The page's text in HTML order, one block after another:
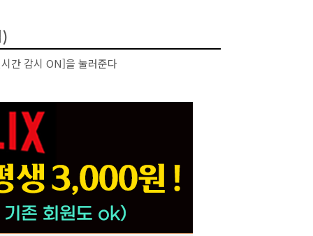
간 감시 ON]을 눌러준다